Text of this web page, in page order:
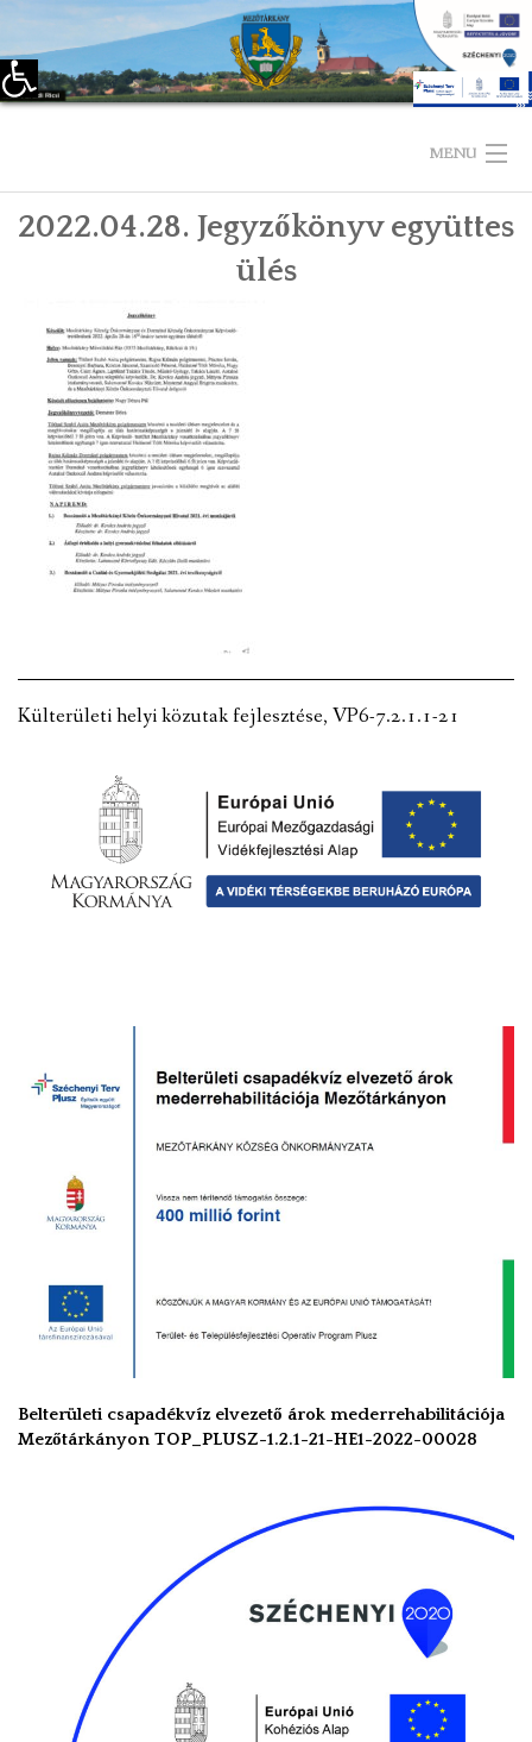
Eszköztár megnyitása
MENU
KEZDŐLAP
LÁTNIVALÓK
KAPCSOLAT
ÖNKORMÁNYZAT
KÉPVISELŐ-TESTÜLET
VÁLASZTÁSI INFORMÁCIÓK
TÁRSULÁS
HIRDETMÉNYEK
ÓVODA ÉS MINI BÖLCSŐDE
2022.04.28. Jegyzőkönyv együttes
ülés
Külterületi helyi közutak fejlesztése, VP6-7.2.1.1-21
Belterületi csapadékvíz elvezető árok mederrehabilitációja
Mezőtárkányon TOP_PLUSZ-1.2.1-21-HE1-2022-00028